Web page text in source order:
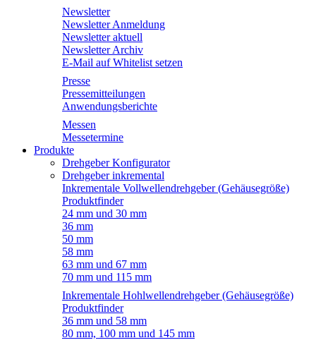
Newsletter
Newsletter Anmeldung
Newsletter aktuell
Newsletter Archiv
E-Mail auf Whitelist setzen
Presse
Pressemitteilungen
Anwendungsberichte
Messen
Messetermine
Produkte
Drehgeber Konfigurator
Drehgeber inkremental
Inkrementale Vollwellendrehgeber (Gehäusegröße)
Produktfinder
24 mm und 30 mm
36 mm
50 mm
58 mm
63 mm und 67 mm
70 mm und 115 mm
Inkrementale Hohlwellendrehgeber (Gehäusegröße)
Produktfinder
36 mm und 58 mm
80 mm, 100 mm und 145 mm